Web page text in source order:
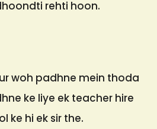
rehti hoon.
woh padhne mein thoda
ke liye ek teacher hire
ke hi ek sir the.